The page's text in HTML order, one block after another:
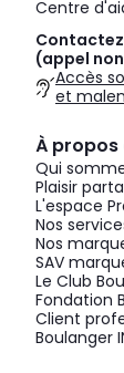
Centre
(appel
Accès
et
À propos
Qui
Plaisir
L'espace
Nos
Nos
SAV
Le Club
Fondation
Client
Boulanger